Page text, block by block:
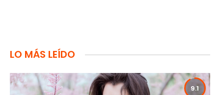
LO MÁS LEÍDO
9.1